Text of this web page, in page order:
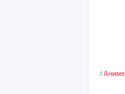
#Аниме